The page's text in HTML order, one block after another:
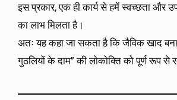
इस प्रकार, एक ही कार्य से हमें स्वच्छता और
का लाभ मिलता है।
अतः यह कहा जा सकता है कि जैविक खाद
गुठलियों के दाम” की लोकोक्ति को पूर्ण रूप से